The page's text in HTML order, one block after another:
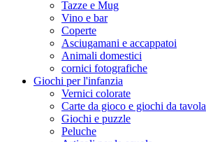
Tazze e Mug
Vino e bar
Coperte
Asciugamani e accappatoi
Animali domestici
cornici fotografiche
Giochi per l'infanzia
Vernici colorate
Carte da gioco e giochi da tavola
Giochi e puzzle
Peluche